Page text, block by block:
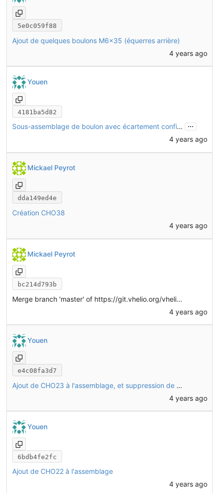
5e0c059f88
Ajout de quelques boulons M6x35 (équerres arrière)
4 years ago
Youen
4181ba5d82
Sous-assemblage de boulon avec écartement configurable
...
4 years ago
Mickael Peyrot
dda149ed4e
Création CHO38
4 years ago
Mickael Peyrot
bc214d793b
Merge branch 'master' of https://git.vhelio.org/vhelio/vheliotech-freecad
4 years ago
Youen
e4c08fa3d7
Ajout de CHO23 à l'assemblage, et suppression de deux rondelles qui avaient été ajoutées par erreur
4 years ago
Youen
6bdb4fe2fc
Ajout de CHO22 à l'assemblage
4 years ago